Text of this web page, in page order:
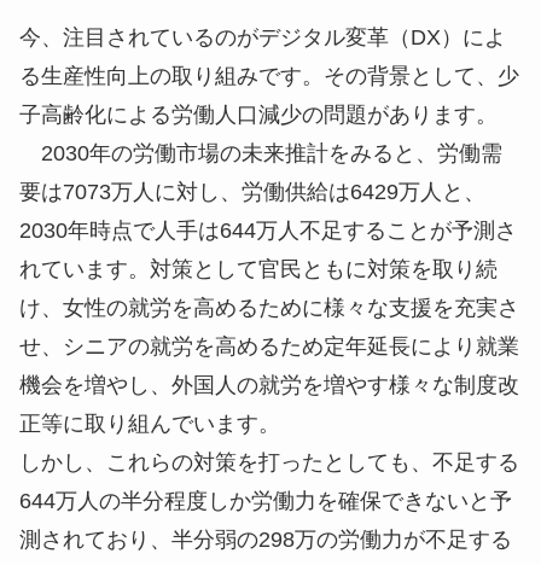
今、注目されているのがデジタル変革（DX）によ
る生産性向上の取り組みです。その背景として、少
子高齢化による労働人口減少の問題があります。
2030年の労働市場の未来推計をみると、労働需
要は7073万人に対し、労働供給は6429万人と、
2030年時点で人手は644万人不足することが予測さ
れています。対策として官民ともに対策を取り続
け、女性の就労を高めるために様々な支援を充実さ
せ、シニアの就労を高めるため定年延長により就業
機会を増やし、外国人の就労を増やす様々な制度改
正等に取り組んでいます。
しかし、これらの対策を打ったとしても、不足する
644万人の半分程度しか労働力を確保できないと予
測されており、半分弱の298万の労働力が不足する